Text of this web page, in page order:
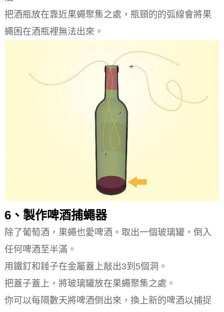
把酒瓶放在靠近果蠅聚集之處，瓶頸的的弧線會將果
蠅困在酒瓶裡無法出來。
6、製作啤酒捕蠅器
除了葡萄酒，果蠅也愛啤酒。取出一個玻璃罐，倒入
任何啤酒至半滿。
用鐵釘和錘子在金屬蓋上敲出3到5個洞。
把蓋子蓋上，將玻璃罐放在果蠅聚集之處。
你可以每隔數天將啤酒倒出來，換上新的啤酒以捕捉